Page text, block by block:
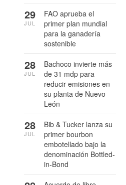
FAO aprueba el
primer plan mundial
para la ganadería
sostenible
29
JUL
Bachoco invierte más
de 31 mdp para
reducir emisiones en
su planta de Nuevo
León
28
JUL
Bib & Tucker lanza su
primer bourbon
embotellado bajo la
denominación Bottled-
in-Bond
28
JUL